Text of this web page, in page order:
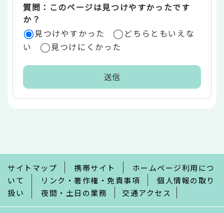
質問：このページは見つけやすかったです
か？
見つけやすかった
どちらともいえな
い
見つけにくかった
で
サイトマップ 携帯サイト
ホームページ利用につ
いて
リンク・著作権・免責事項
個人情報の取り
扱い
夜間・土日の業務 交通アクセス